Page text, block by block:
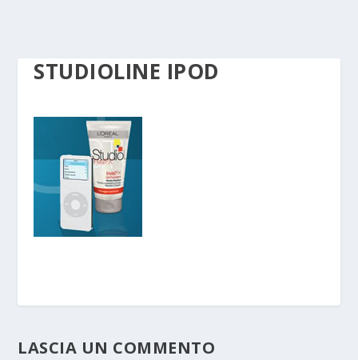
STUDIOLINE IPOD
LASCIA UN COMMENTO